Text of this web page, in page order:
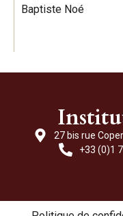
Baptiste Noé
27 bis rue
+33 (0)1